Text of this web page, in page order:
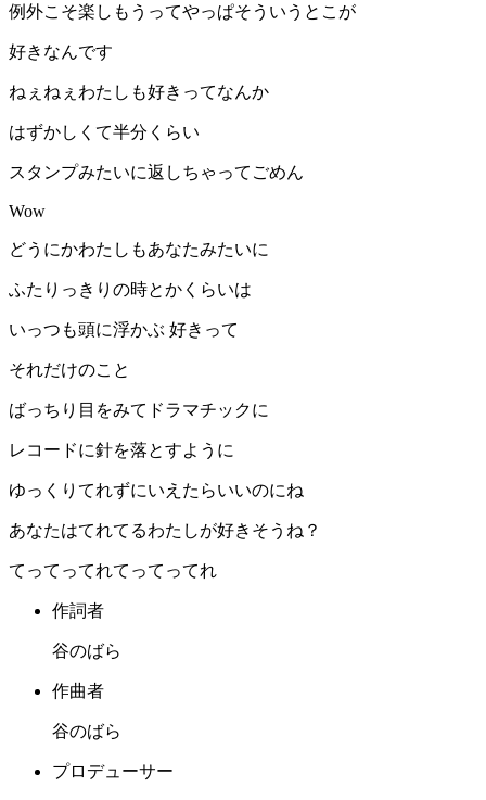
例外こそ楽しもうってやっぱそういうとこが
好きなんです
ねぇねぇわたしも好きってなんか
はずかしくて半分くらい
スタンプみたいに返しちゃってごめん
Wow
どうにかわたしもあなたみたいに
ふたりっきりの時とかくらいは
いっつも頭に浮かぶ 好きって
それだけのこと
ばっちり目をみてドラマチックに
レコードに針を落とすように
ゆっくりてれずにいえたらいいのにね
あなたはてれてるわたしが好きそうね？
てってってれてってってれ
作詞者
谷のばら
作曲者
谷のばら
プロデューサー